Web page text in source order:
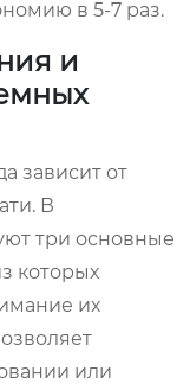
в 5-7 раз.
и
зависит от
В
три основные
которых
их
или